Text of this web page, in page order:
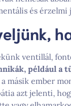
és érzelmi
ventillál,
például a
másik ember
azt jelenti,